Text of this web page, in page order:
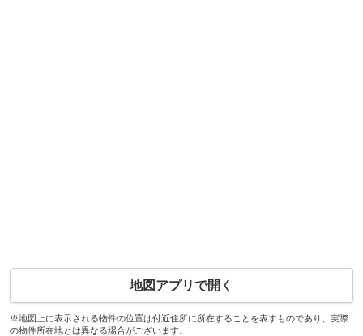
地図アプリで開く
※地図上に表示される物件の位置は付近住所に所在することを表すものであり、実際
の物件所在地とは異なる場合がございます。